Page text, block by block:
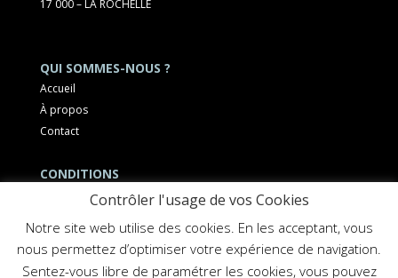
17 000 – LA ROCHELLE
QUI SOMMES-NOUS ?
Accueil
À propos
Contact
CONDITIONS
Mentions légalesContrôler l'usage de vos Cookies
Notre site web utilise des cookies. En les acceptant, vous
nous permettez d’optimiser votre expérience de navigation.
Sentez-vous libre de paramétrer les cookies, vous pouvez